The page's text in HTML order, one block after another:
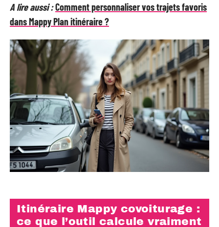
A lire aussi :Comment personnaliser vos trajets favoris
dans Mappy Plan itinéraire ?
Itinéraire Mappy covoiturage :
ce que l’outil calcule vraiment